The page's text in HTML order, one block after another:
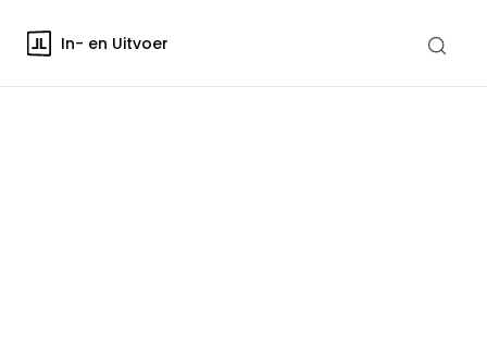
In- en Uitvoer